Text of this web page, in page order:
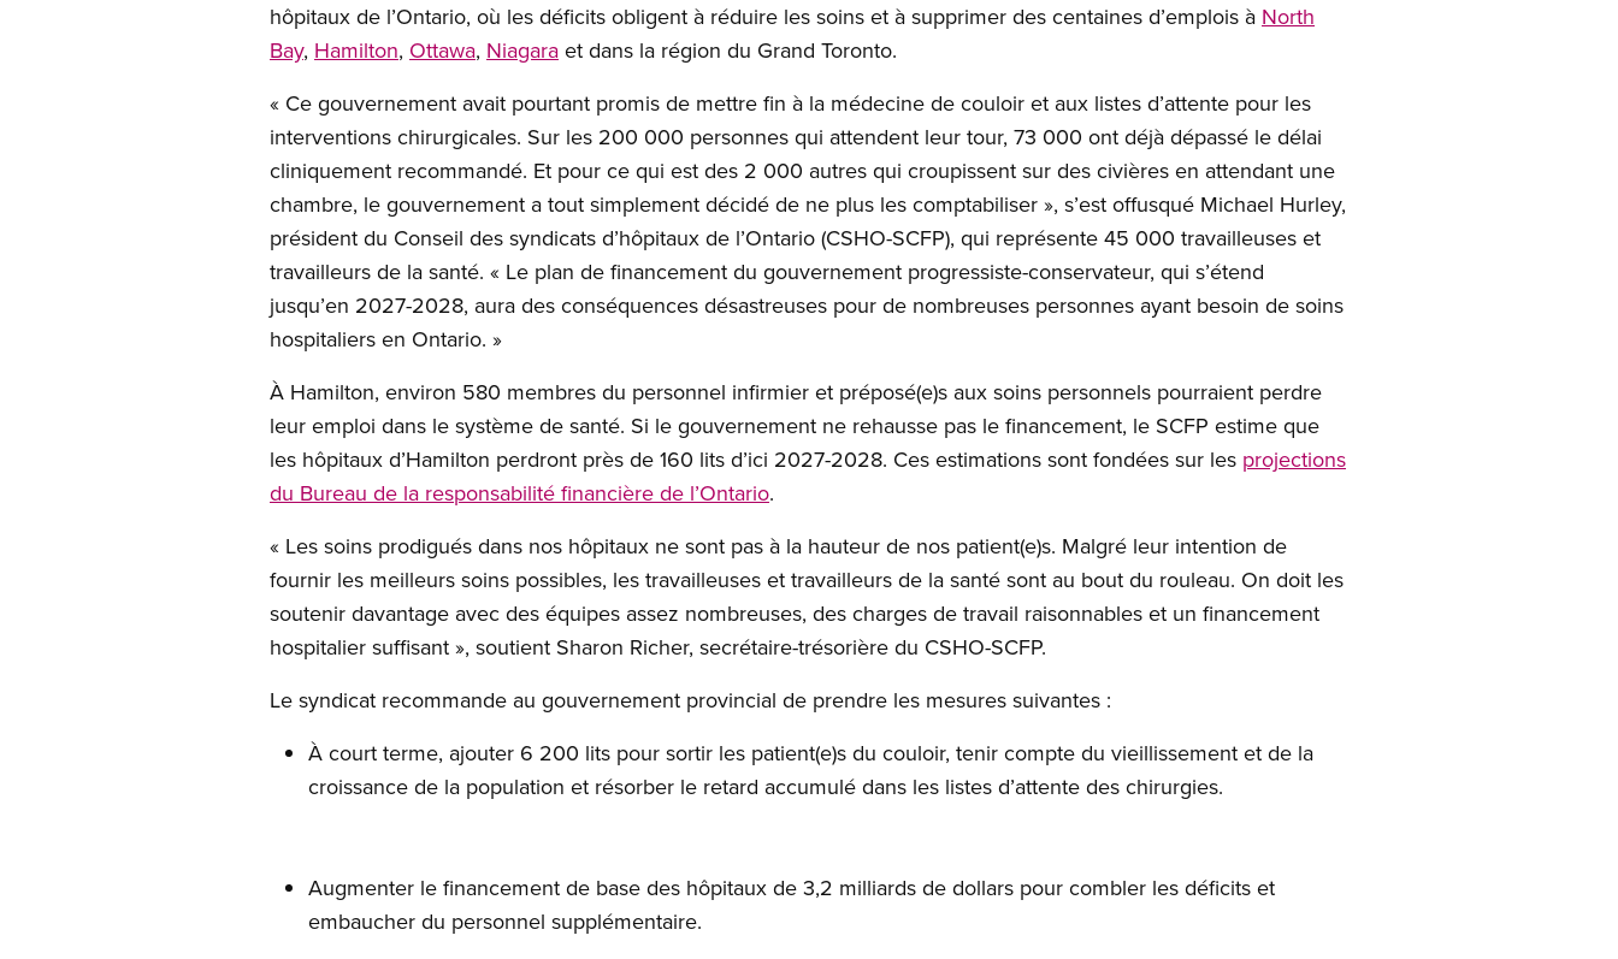
hôpitaux de l’Ontario, où les déficits obligent à réduire les soins et à supprimer des centaines d’emplois à North
Bay, Hamilton, Ottawa, Niagara et dans la région du Grand Toronto.
« Ce gouvernement avait pourtant promis de mettre fin à la médecine de couloir et aux listes d’attente pour les
interventions chirurgicales. Sur les 200 000 personnes qui attendent leur tour, 73 000 ont déjà dépassé le délai
cliniquement recommandé. Et pour ce qui est des 2 000 autres qui croupissent sur des civières en attendant une
chambre, le gouvernement a tout simplement décidé de ne plus les comptabiliser », s’est offusqué Michael Hurley,
président du Conseil des syndicats d’hôpitaux de l’Ontario (CSHO-SCFP), qui représente 45 000 travailleuses et
travailleurs de la santé. « Le plan de financement du gouvernement progressiste-conservateur, qui s’étend
jusqu’en 2027-2028, aura des conséquences désastreuses pour de nombreuses personnes ayant besoin de soins
hospitaliers en Ontario. »
À Hamilton, environ 580 membres du personnel infirmier et préposé(e)s aux soins personnels pourraient perdre
leur emploi dans le système de santé. Si le gouvernement ne rehausse pas le financement, le SCFP estime que
les hôpitaux d’Hamilton perdront près de 160 lits d’ici 2027-2028. Ces estimations sont fondées sur les projections
du Bureau de la responsabilité financière de l’Ontario.
« Les soins prodigués dans nos hôpitaux ne sont pas à la hauteur de nos patient(e)s. Malgré leur intention de
fournir les meilleurs soins possibles, les travailleuses et travailleurs de la santé sont au bout du rouleau. On doit les
soutenir davantage avec des équipes assez nombreuses, des charges de travail raisonnables et un financement
hospitalier suffisant », soutient Sharon Richer, secrétaire-trésorière du CSHO-SCFP.
Le syndicat recommande au gouvernement provincial de prendre les mesures suivantes :
À court terme, ajouter 6 200 lits pour sortir les patient(e)s du couloir, tenir compte du vieillissement et de la
croissance de la population et résorber le retard accumulé dans les listes d’attente des chirurgies.
Augmenter le financement de base des hôpitaux de 3,2 milliards de dollars pour combler les déficits et
embaucher du personnel supplémentaire.